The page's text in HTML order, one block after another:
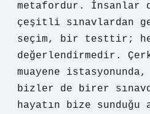
metafordur. İnsanlar
çeşitli sınavlardan
seçim, bir testtir;
değerlendirmedir.
muayene
bizler de birer
hayatın bize